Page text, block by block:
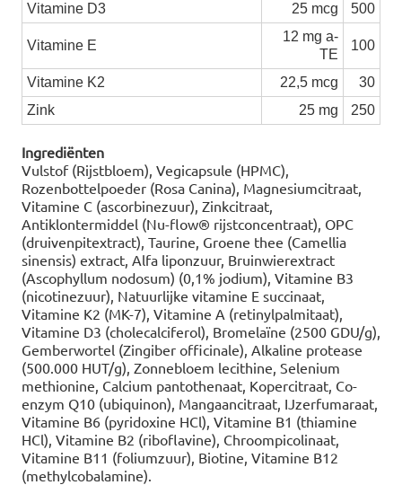
Vitamine D3
25 mcg 500
Vitamine E
12 mg a-
TE
100
Vitamine K2 22,5 mcg
30
Zink
25 mg 250
Ingrediënten
Vulstof (Rijstbloem), Vegicapsule (HPMC),
Rozenbottelpoeder (Rosa Canina), Magnesiumcitraat,
Vitamine C (ascorbinezuur), Zinkcitraat,
Antiklontermiddel (Nu-flow® rijstconcentraat), OPC
(druivenpitextract), Taurine, Groene thee (Camellia
sinensis) extract, Alfa liponzuur, Bruinwierextract
(Ascophyllum nodosum) (0,1% jodium), Vitamine B3
(nicotinezuur), Natuurlijke vitamine E succinaat,
Vitamine K2 (MK-7), Vitamine A (retinylpalmitaat),
Vitamine D3 (cholecalciferol), Bromelaïne (2500 GDU/g),
Gemberwortel (Zingiber officinale), Alkaline protease
(500.000 HUT/g), Zonnebloem lecithine, Selenium
methionine, Calcium pantothenaat, Kopercitraat, Co-
enzym Q10 (ubiquinon), Mangaancitraat, IJzerfumaraat,
Vitamine B6 (pyridoxine HCl), Vitamine B1 (thiamine
HCl), Vitamine B2 (riboflavine), Chroompicolinaat,
Vitamine B11 (foliumzuur), Biotine, Vitamine B12
(methylcobalamine).